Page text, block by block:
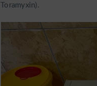
Toramyxin).